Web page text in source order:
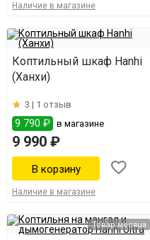
Наличие в магазине
Коптильный шкаф Hanhi
(Ханхи)
3 | 1 отзыв
9 790 ₽ в магазине
9 990 ₽
Наличие в магазине
Товар месяца